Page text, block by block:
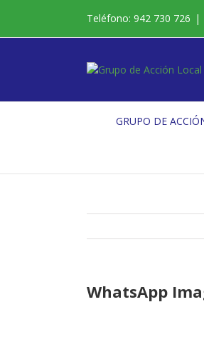
contenido
Teléfono: 942 730 726 |
GRUPO DE
WhatsApp